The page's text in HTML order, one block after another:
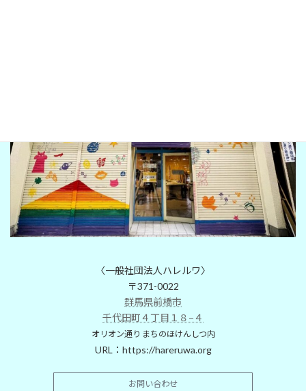
〈一般社団法人ハレルワ〉
〒371-0022
群馬県前橋市
千代田町４丁目１８−４
オリオン通り まちのほけんしつ内
URL： https://hareruwa.org
お問い合わせ